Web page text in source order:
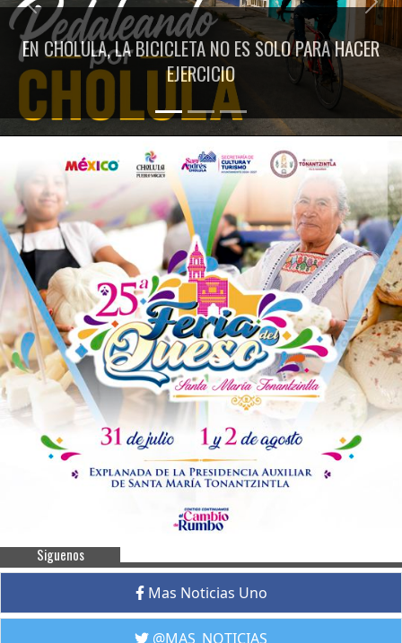
EN CHOLULA, LA BICICLETA NO ES SOLO PARA HACER
EJERCICIO
Previous Next
Siguenos
Mas Noticias Uno
@MAS_NOTICIAS